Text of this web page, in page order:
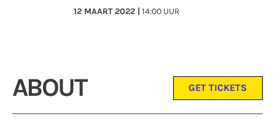
12MAART 2022 | 14:00 UUR
ABOUT GET TICKETS